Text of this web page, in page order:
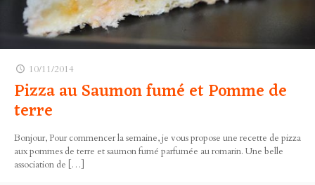
10/11/2014
Pizza au Saumon fumé et Pomme de
terre
Bonjour, Pour commencer la semaine, je vous propose une recette de pizza
aux pommes de terre et saumon fumé parfumée au romarin. Une belle
association de […]